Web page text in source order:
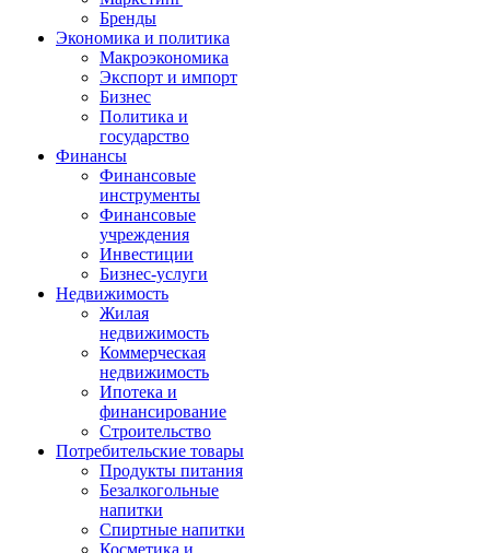
Бренды
Экономика и политика
Макроэкономика
Экспорт и импорт
Бизнес
Политика и
государство
Финансы
Финансовые
инструменты
Финансовые
учреждения
Инвестиции
Бизнес-услуги
Недвижимость
Жилая
недвижимость
Коммерческая
недвижимость
Ипотека и
финансирование
Строительство
Потребительские товары
Продукты питания
Безалкогольные
напитки
Спиртные напитки
Косметика и